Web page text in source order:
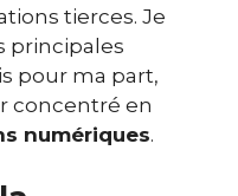
tierces. Je
principales
pour ma part,
concentré en
numériques.